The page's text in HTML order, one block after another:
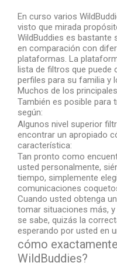
En curso varios
visto que mirada
WildBuddies es bastante
en comparación con
plataformas. La
lista de filtros que puede
perfiles para su familia y
Muchos de los
También es posible para
según:
Algunos nivel superior
encontrar un apropiado
característica:
Tan pronto como
usted personalmente,
tiempo, simplemente
comunicaciones
Cuando usted obtenga
tomar situaciones más, y
se sabe, quizás la
esperando por usted en
cómo
WildBuddies?